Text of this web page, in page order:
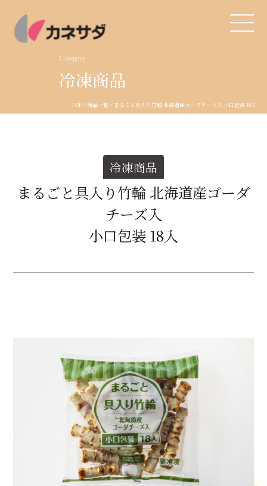
TOP
美味しい安心
商品・開発
品質管理
直営店
かね貞の歴史
Category
冷凍商品
TOP<商品一覧 < まるごと具入り竹輪 北海道産ゴーダチーズ入 小口包装 18入
冷凍商品
まるごと具入り竹輪 北海道産ゴーダ
チーズ入
小口包装 18入